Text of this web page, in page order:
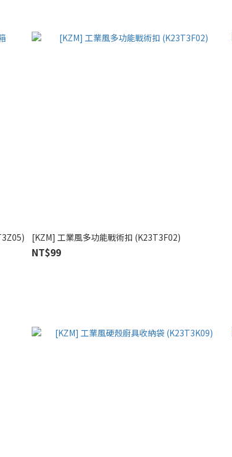
[KZM] 工業風多功能戰術扣 (K23T3F02)
NT$99